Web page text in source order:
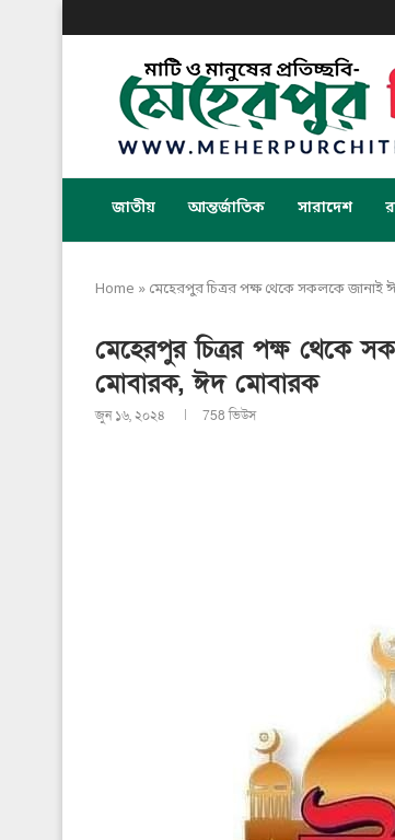
জাতীয় আন্তর্জাতিক সারাদেশ
Home » মেহেরপুর চিত্রর পক্ষ থেকে সকলকে
মেহেরপুর চিত্রর পক্ষ থেকে
মোবারক, ঈদ মোবারক
জুন ১৬, ২০২৪ 758ভিউস